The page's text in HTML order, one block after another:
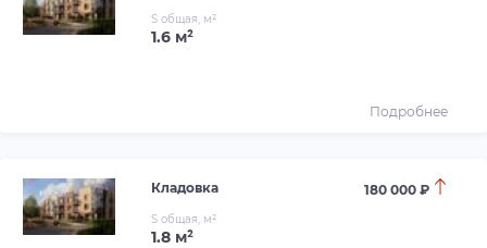
S общая, м²
1.6 м²
Подробнее
Кладовка 180 000 ₽
S общая, м²
1.8 м²